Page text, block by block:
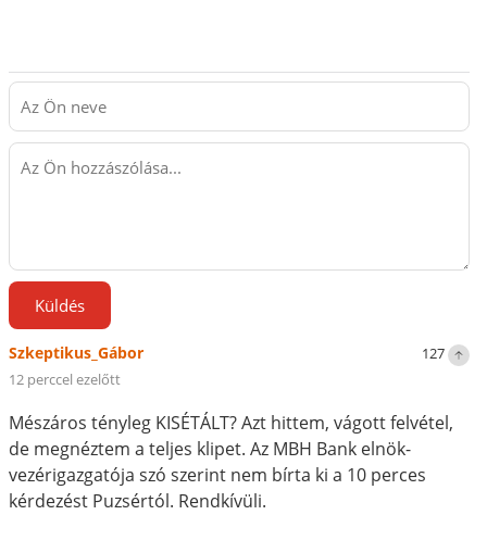
Küldés
127
Szkeptikus_Gábor
12 perccel ezelőtt
Mészáros tényleg KISÉTÁLT? Azt hittem, vágott felvétel,
de megnéztem a teljes klipet. Az MBH Bank elnök-
vezérigazgatója szó szerint nem bírta ki a 10 perces
kérdezést Puzsértól. Rendkívüli.